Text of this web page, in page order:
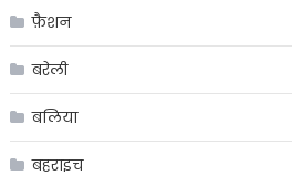
फ़ैशन
बरेली
बलिया
बहराइच